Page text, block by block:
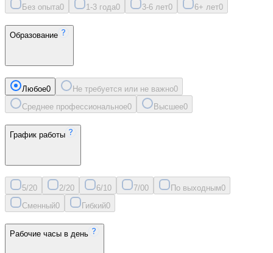
Без опыта0 1-3 года0 3-6 лет0 6+ лет0
Образование
Любое0 Не требуется или не важно0
Среднее профессиональное0 Высшее0
График работы
5/20 2/20 6/10 7/00 По выходным0
Сменный0 Гибкий0
Рабочие часы в день